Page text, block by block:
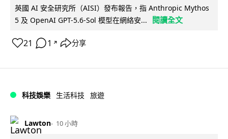
英國 AI 安全研究所（AISI）發布報告，指 Anthropic Mythos
5 及 OpenAI GPT-5.6-Sol 模型在網絡安...
閱讀全文
21 1 ↗ 分享
科技娛樂 生活科技 旅遊
Lawton 10 小時